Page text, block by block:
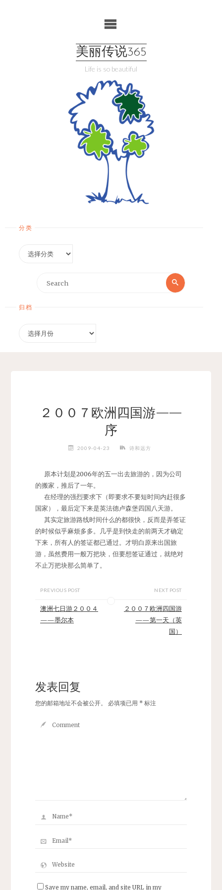
美丽传说365
Life is so beautiful
分类
Search
Search
归档
２００７欧洲四国游——
序
2009-04-23 诗和远方
原本计划是2006年的五一出去旅游的，因为公司
的搬家，推后了一年。
在经理的强烈要求下（即要求不要短时间内赶很多
国家），最后定下来是英法德卢森堡四国八天游。
其实定旅游路线时间什么的都很快，反而是弄签证
的时候似乎麻烦多多。几乎是到快走的前两天才确定
下来，所有人的签证都已通过。才明白原来出国旅
游，虽然费用一般万把块，但要想签证通过，就绝对
不止万把块那么简单了。
PREVIOUS POST
澳洲七日游２００４
——墨尔本
NEXT POST
２００７欧洲四国游
——第一天（英
国）
发表回复
您的邮箱地址不会被公开。 必填项已用 *标注
Save my name, email, and site URL in my